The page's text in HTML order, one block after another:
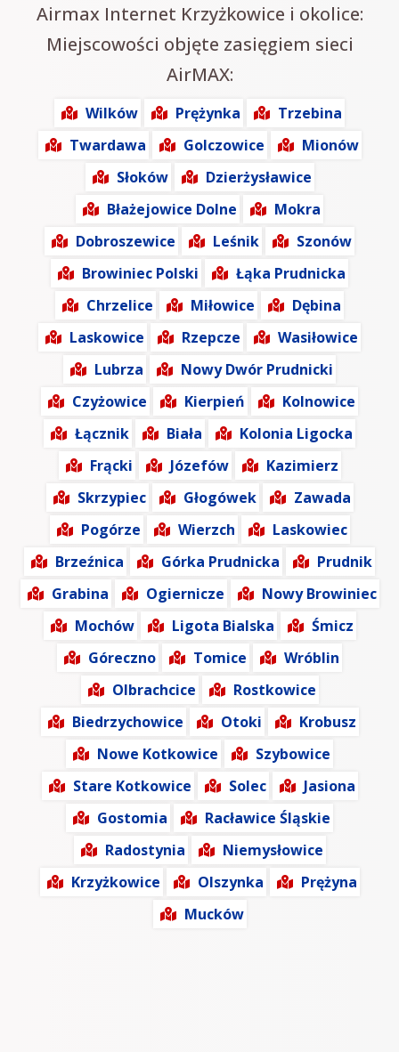
Airmax Internet Krzyżkowice i okolice:
Miejscowości objęte zasięgiem sieci
AirMAX:
Wilków Prężynka
Trzebina
Twardawa
Golczowice
Mionów
Słoków
Dzierżysławice
Błażejowice Dolne
Mokra
Dobroszewice
Leśnik
Szonów
Browiniec Polski
Łąka Prudnicka
Chrzelice
Miłowice
Dębina
Laskowice
Rzepcze
Wasiłowice
Lubrza
Nowy Dwór Prudnicki
Czyżowice
Kierpień
Kolnowice
Łącznik
Biała
Kolonia Ligocka
Frącki
Józefów
Kazimierz
Skrzypiec
Głogówek
Zawada
Pogórze
Wierzch
Laskowiec
Brzeźnica
Górka Prudnicka
Prudnik
Grabina
Ogiernicze
Nowy Browiniec
Mochów
Ligota Bialska
Śmicz
Góreczno
Tomice
Wróblin
Olbrachcice
Rostkowice
Biedrzychowice
Otoki
Krobusz
Nowe Kotkowice
Szybowice
Stare Kotkowice
Solec
Jasiona
Gostomia
Racławice Śląskie
Radostynia
Niemysłowice
Krzyżkowice
Olszynka
Prężyna
Mucków